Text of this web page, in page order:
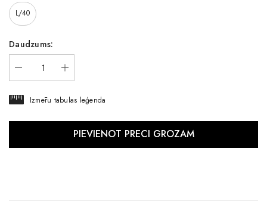
L/40
Daudzums:
Izmēru tabulas leģenda